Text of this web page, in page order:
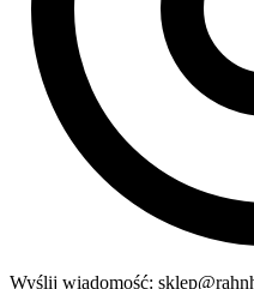
Wyślij wiadomość: